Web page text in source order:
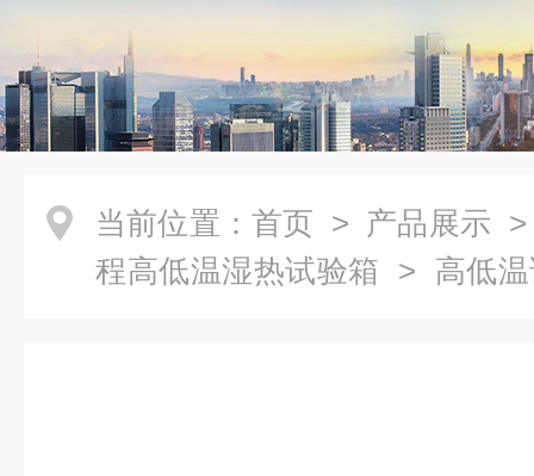
当前位置： 首页 > 产品展示
程高低温湿热试验箱 > 高低温